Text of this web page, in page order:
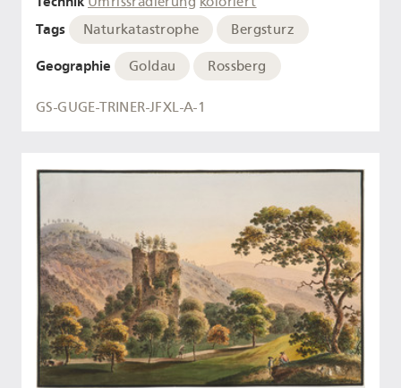
Tags Naturkatastrophe Bergsturz
Geographie Goldau Rossberg
GS-GUGE-TRINER-JFXL-A-1